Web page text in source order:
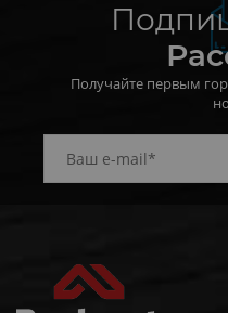
Получайте первым